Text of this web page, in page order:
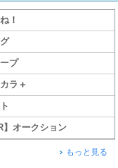
！
プ
ラ＋
】オークション
もっと見る